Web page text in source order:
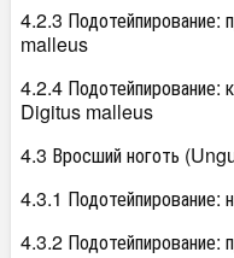
4.2.3
malleus
4.2.4 Подотейпирование:
Digitus malleus
4.3 Вросший ноготь
4.3.1
4.3.2